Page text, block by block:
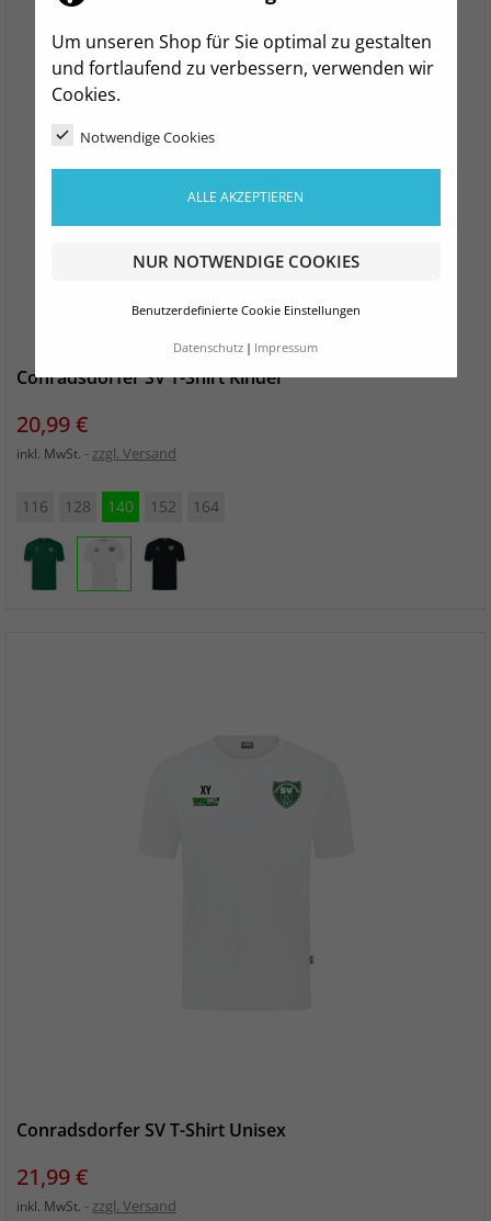
Um unseren Shop für Sie optimal zu gestalten
und fortlaufend zu verbessern, verwenden wir
Cookies.
Notwendige Cookies
ALLE AKZEPTIEREN
NUR NOTWENDIGE COOKIES
Benutzerdefinierte Cookie Einstellungen
Datenschutz Impressum
Conradsdorfer SV T-Shirt Kinder
Preis
20,99 €
inkl. MwSt. zzgl. Versand
116 128 140 152 164
Conradsdorfer SV T-Shirt Unisex
Preis
21,99 €
inkl. MwSt. zzgl. Versand